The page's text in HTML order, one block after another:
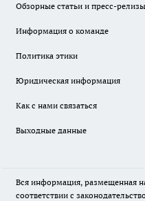
Обзорные статьи и пресс-релизы
Информация о команде
Политика этики
Юридическая информация
Как с нами связаться
Выходные данные
Вся информация, размещенная
соответствии с